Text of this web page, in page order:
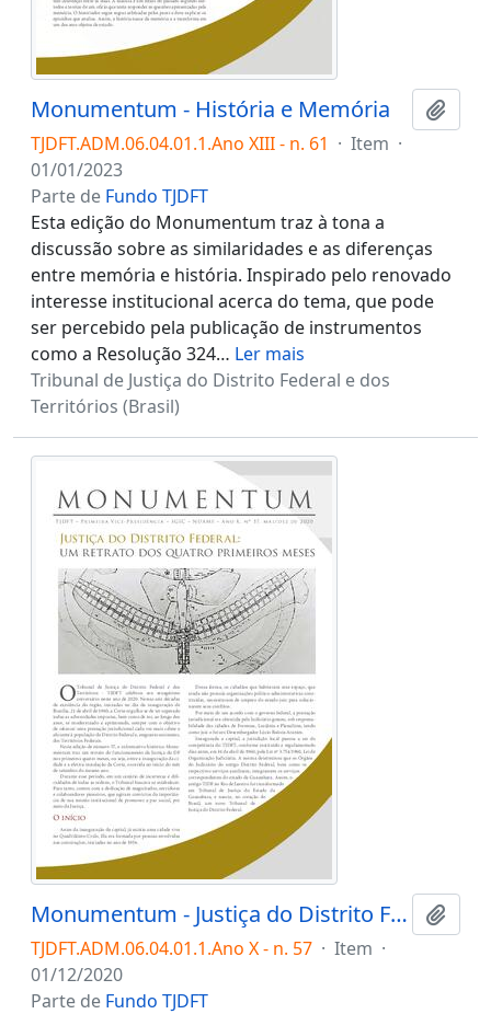
Monumentum - História e Memória
TJDFT.ADM.06.04.01.1.Ano XIII - n. 61 · Item ·
01/01/2023
Parte de Fundo TJDFT
Esta edição do Monumentum traz à tona a
discussão sobre as similaridades e as diferenças
entre memória e história. Inspirado pelo renovado
interesse institucional acerca do tema, que pode
ser percebido pela publicação de instrumentos
como a Resolução 324… Ler mais
Tribunal de Justiça do Distrito Federal e dos
Territórios (Brasil)
Monumentum - Justiça do Distrito Federal: um retrato dos quatro primeiros meses
TJDFT.ADM.06.04.01.1.Ano X - n. 57 · Item ·
01/12/2020
Parte de Fundo TJDFT